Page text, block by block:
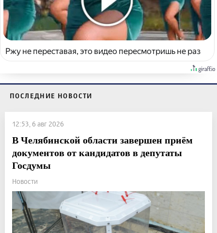
Ржу не переставая, это видео пересмотришь не раз
ПОСЛЕДНИЕ НОВОСТИ
12:53, 6 авг 2026
В Челябинской области завершен приём
документов от кандидатов в депутаты
Госдумы
Новости